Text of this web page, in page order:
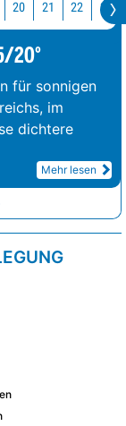
20 21 22 23
20°
für sonnigen
im
dichtere
Mehr lesen